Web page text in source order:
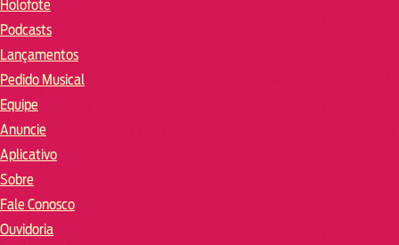
Holofote
Podcasts
Lançamentos
Pedido Musical
Equipe
Anuncie
Aplicativo
Sobre
Fale Conosco
Ouvidoria